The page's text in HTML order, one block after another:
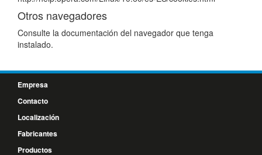
Otros navegadores
Consulte la documentación del navegador que tenga
instalado.
Empresa
Contacto
Localización
Fabricantes
Productos